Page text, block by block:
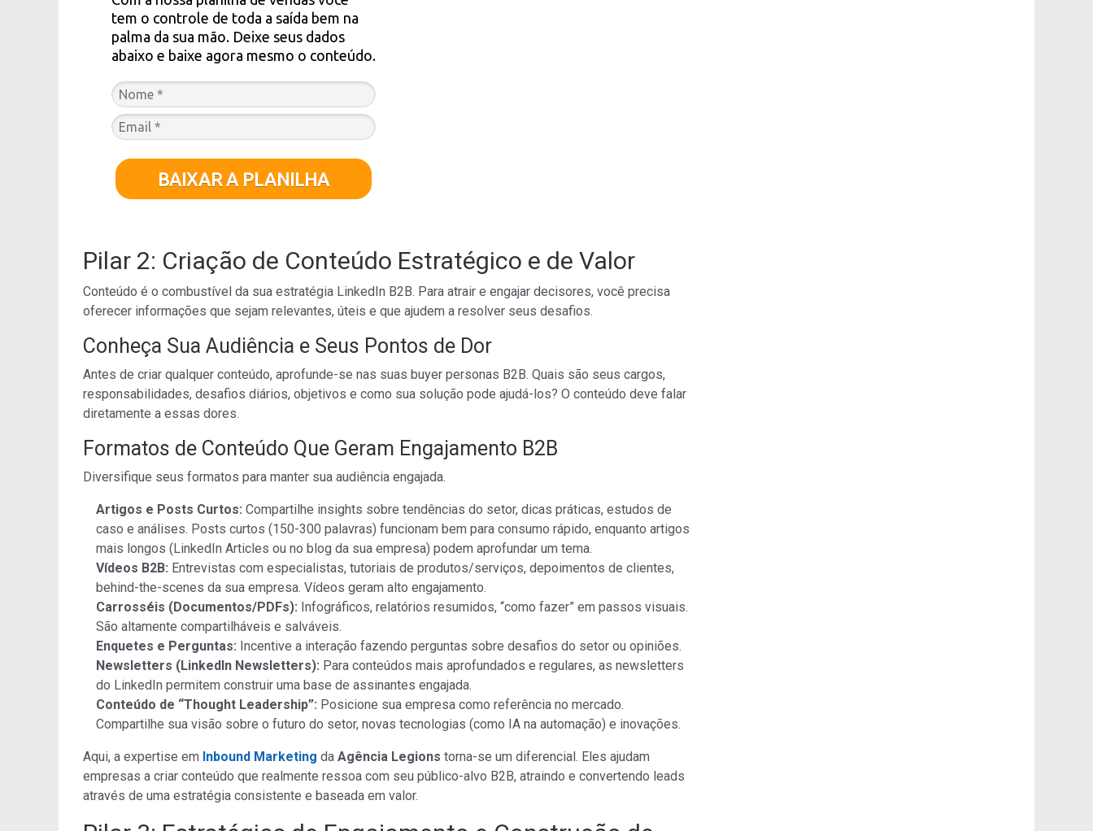
tem o controle de toda a saída bem na
palma da sua mão. Deixe seus dados
abaixo e baixe agora mesmo o conteúdo.
BAIXAR A PLANILHA
Pilar 2: Criação de Conteúdo Estratégico e de Valor
Conteúdo é o combustível da sua estratégia LinkedIn B2B. Para atrair e engajar decisores, você precisa
oferecer informações que sejam relevantes, úteis e que ajudem a resolver seus desafios.
Conheça Sua Audiência e Seus Pontos de Dor
Antes de criar qualquer conteúdo, aprofunde-se nas suas buyer personas B2B. Quais são seus cargos,
responsabilidades, desafios diários, objetivos e como sua solução pode ajudá-los? O conteúdo deve falar
diretamente a essas dores.
Formatos de Conteúdo Que Geram Engajamento B2B
Diversifique seus formatos para manter sua audiência engajada.
Artigos e Posts Curtos: Compartilhe insights sobre tendências do setor, dicas práticas, estudos de
caso e análises. Posts curtos (150-300 palavras) funcionam bem para consumo rápido, enquanto artigos
mais longos (LinkedIn Articles ou no blog da sua empresa) podem aprofundar um tema.
Vídeos B2B: Entrevistas com especialistas, tutoriais de produtos/serviços, depoimentos de clientes,
behind-the-scenes da sua empresa. Vídeos geram alto engajamento.
Carrosséis (Documentos/PDFs): Infográficos, relatórios resumidos, “como fazer” em passos visuais.
São altamente compartilháveis e salváveis.
Enquetes e Perguntas: Incentive a interação fazendo perguntas sobre desafios do setor ou opiniões.
Newsletters (LinkedIn Newsletters): Para conteúdos mais aprofundados e regulares, as newsletters
do LinkedIn permitem construir uma base de assinantes engajada.
Conteúdo de “Thought Leadership”: Posicione sua empresa como referência no mercado.
Compartilhe sua visão sobre o futuro do setor, novas tecnologias (como IA na automação) e inovações.
Aqui, a expertise em Inbound Marketing da Agência Legions torna-se um diferencial. Eles ajudam
empresas a criar conteúdo que realmente ressoa com seu público-alvo B2B, atraindo e convertendo leads
através de uma estratégia consistente e baseada em valor.